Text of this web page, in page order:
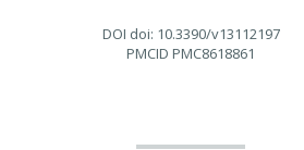
DOI doi: 10.3390/v13112197
PMCID PMC8618861